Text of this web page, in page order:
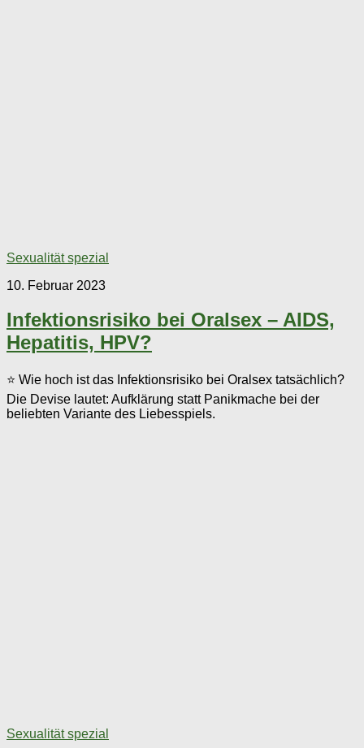
Sexualität spezial
10. Februar 2023
Infektionsrisiko bei Oralsex – AIDS,
Hepatitis, HPV?
⭐ Wie hoch ist das Infektionsrisiko bei Oralsex tatsächlich?
Die Devise lautet: Aufklärung statt Panikmache bei der
beliebten Variante des Liebesspiels.
Sexualität spezial